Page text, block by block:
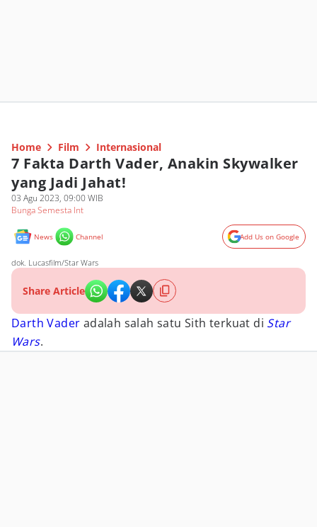
Home Film Internasional
7 Fakta Darth Vader, Anakin Skywalker
yang Jadi Jahat!
03 Agu 2023, 09:00 WIB
Bunga Semesta Int
News Channel Add Us on Google
dok. Lucasfilm/Star Wars
Share Article
Darth Vader adalah salah satu Sith terkuat di Star
Wars.